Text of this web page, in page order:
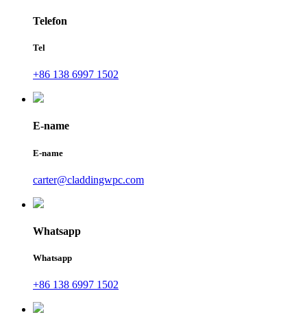
Telefon
Tel
+86 138 6997 1502
E-name
E-name
carter@claddingwpc.com
Whatsapp
Whatsapp
+86 138 6997 1502